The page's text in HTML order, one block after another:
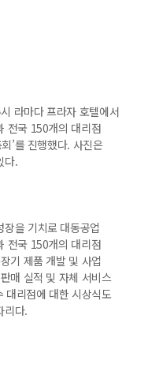
라마다 프라자 호텔에서
전국 150개의 대리점
’를 진행했다. 사진은
다.
을 기치로 대동공업
전국 150개의 대리점
기 제품 개발 및 사업
매 실적 및 자체 서비스
대리점에 대한 시상식도
리다.